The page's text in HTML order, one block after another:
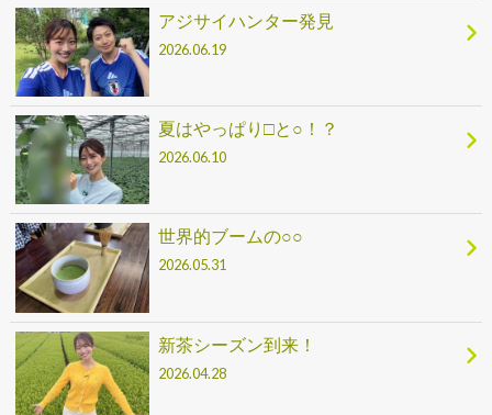
アジサイハンター発見
2026.06.19
夏はやっぱり□と○！？
2026.06.10
世界的ブームの○○
2026.05.31
新茶シーズン到来！
2026.04.28